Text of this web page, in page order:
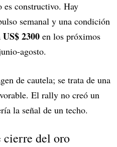
es constructivo. Hay
semanal y una condición
US$ 2300 en los próximos
agosto.
de cautela; se trata de una
El rally no creó un
la señal de un techo.
cierre del oro